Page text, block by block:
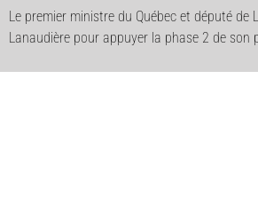
Le premier ministre du Québec et député
Lanaudière pour appuyer la phase 2 de son